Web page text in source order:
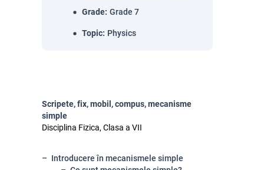
Grade: Grade 7
Topic: Physics
Scripete, fix, mobil, compus, mecanisme
simple
Disciplina Fizica, Clasa a VII
Introducere în mecanismele simple